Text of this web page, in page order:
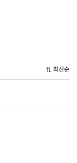
최신순